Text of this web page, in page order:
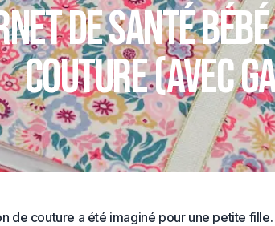
de santé
couture (avec
de couture a été imaginé pour une petite fille.